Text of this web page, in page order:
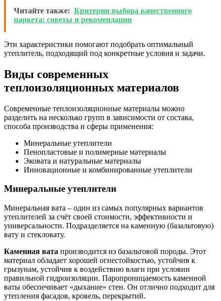
Читайте также: Критерии выбора качественного
паркета: советы и рекомендации
Эти характеристики помогают подобрать оптимальный
утеплитель, подходящий под конкретные условия и задачи.
Виды современных
теплоизоляционных материалов
Современные теплоизоляционные материалы можно
разделить на несколько групп в зависимости от состава,
способа производства и сферы применения:
Минеральные утеплители
Пенопластовые и полимерные материалы
Эковата и натуральные материалы
Инновационные и комбинированные утеплители
Минеральные утеплители
Минеральная вата – один из самых популярных вариантов
утеплителей за счёт своей стоимости, эффективности и
универсальности. Подразделяется на каменную (базальтовую)
вату и стекловату.
Каменная вата производится из базальтовой породы. Этот
материал обладает хорошей огнестойкостью, устойчив к
грызунам, устойчив к воздействию влаги при условии
правильной гидроизоляции. Паропроницаемость каменной
ваты обеспечивает «дыхание» стен. Он отлично подходит для
утепления фасадов, кровель, перекрытий.